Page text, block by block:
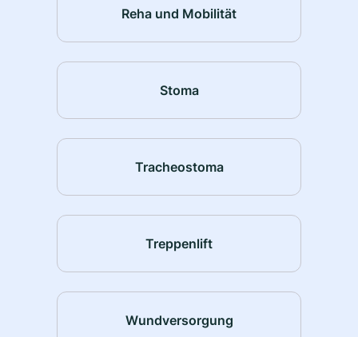
Reha und Mobilität
Stoma
Tracheostoma
Treppenlift
Wundversorgung